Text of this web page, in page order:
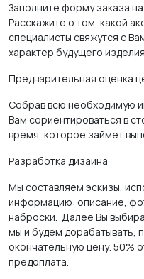
Заполните форму заказа
Расскажите о том, какой
специалисты свяжутся с
характер будущего
Предварительная оценка
Собрав всю необходимую
Вам сориентироваться в
время, которое займет
Разработка дизайна
Мы составляем эскизы,
информацию: описание,
наброски. Далее Вы
мы и будем дорабатывать,
окончательную цену. 50%
предоплата.